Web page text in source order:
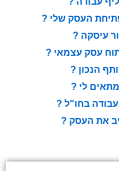
העסק שלי ?
עיסקה ?
עסק עצמאי ?
הנכון ?
לי ?
בחו"ל ?
את העסק ?